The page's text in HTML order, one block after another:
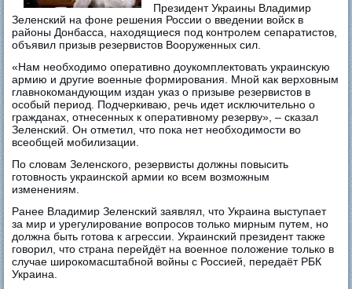
Президент Украины Владимир
Зеленский на фоне решения России о введении войск в
районы Донбасса, находящиеся под контролем сепаратистов,
объявил призыв резервистов Вооруженных сил.
«Нам необходимо оперативно доукомплектовать украинскую
армию и другие военные формирования. Мной как верховным
главнокомандующим издан указ о призыве резервистов в
особый период. Подчеркиваю, речь идет исключительно о
гражданах, отнесенных к оперативному резерву», – сказал
Зеленский. Он отметил, что пока нет необходимости во
всеобщей мобилизации.
По словам Зеленского, резервисты должны повысить
готовность украинской армии ко всем возможным
изменениям.
Ранее Владимир Зеленский заявлял, что Украина выступает
за мир и урегулирование вопросов только мирным путем, но
должна быть готова к агрессии. Украинский президент также
говорил, что страна перейдёт на военное положение только в
случае широкомасштабной войны с Россией, передаёт РБК
Украина.